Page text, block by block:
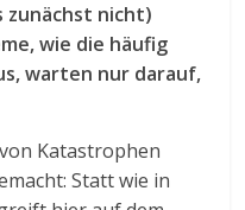
zunächst nicht)
wie die häufig
warten nur darauf,
Katastrophen
Statt wie in